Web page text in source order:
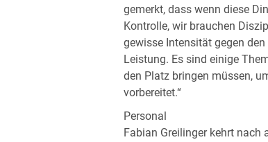
gemerkt, dass wenn diese
Kontrolle, wir brauchen
gewisse Intensität gegen
Leistung. Es sind einige
den Platz bringen müssen,
vorbereitet.“
Personal
Fabian Greilinger kehrt nach